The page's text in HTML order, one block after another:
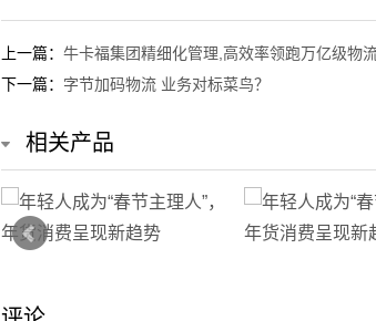
上一篇： 牛卡福集团精细化管理,高效率领跑万亿级物
下一篇： 字节加码物流 业务对标菜鸟？
相关产品